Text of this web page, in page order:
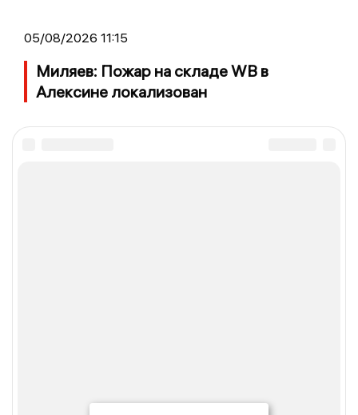
05/08/2026 11:15
Миляев: Пожар на складе WB в
Алексине локализован